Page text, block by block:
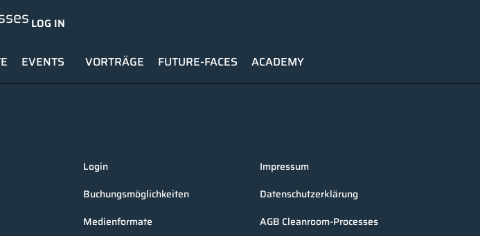
LOG IN
EVENTS VORTRÄGE FUTURE-FACES ACADEMY
Login
Buchungsmöglichkeiten
Medienformate
Impressum
Datenschutzerklärung
AGB Cleanroom-Processes